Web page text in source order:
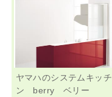
ヤマハのシステムキッチ
ン berry ベリー